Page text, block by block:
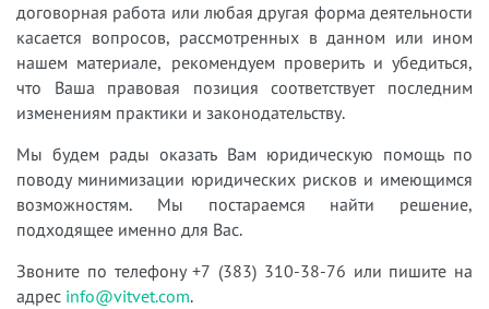
договорная работа или любая другая форма деятельности
касается вопросов, рассмотренных в данном или ином
нашем материале, рекомендуем проверить и убедиться,
что Ваша правовая позиция соответствует последним
изменениям практики и законодательству.
Мы будем рады оказать Вам юридическую помощь по
поводу минимизации юридических рисков и имеющимся
возможностям. Мы постараемся найти решение,
подходящее именно для Вас.
Звоните по телефону +7 (383) 310-38-76 или пишите на
адрес info@vitvet.com.